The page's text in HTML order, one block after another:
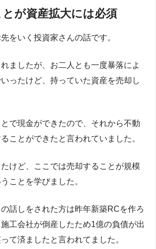
が資産拡大には必須
をいく投資家さんの話です。
ましたが、お二人とも一度暴落によ
ったけど、持っていた資産を売却し
で現金ができたので、それから不動
ことができたと言われていました。
けど、ここでは売却することが規模
ことを学びました。
話しをされた方は昨年新築RCを作ろ
工会社が倒産したため1億の負債が出
て済ましたと言われてました。